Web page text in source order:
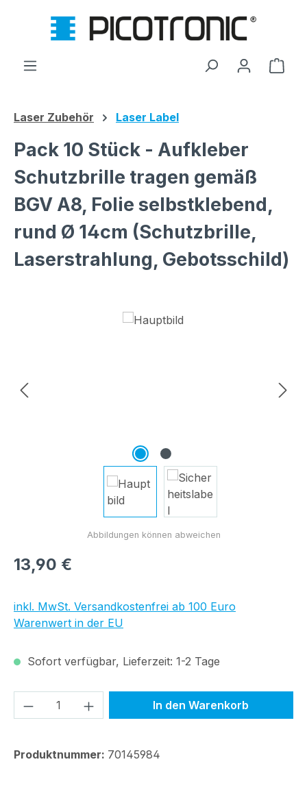
Zum Hauptinhalt springen
Laser Zubehör Laser Label
Pack 10 Stück - Aufkleber
Schutzbrille tragen gemäß
BGV A8, Folie selbstklebend,
rund Ø 14cm (Schutzbrille,
Laserstrahlung, Gebotsschild)
Bildergalerie überspringen
Regulärer Preis:
13,90 €
inkl. MwSt. Versandkostenfrei ab 100 Euro
Warenwert in der EU
Sofort verfügbar, Lieferzeit: 1-2 Tage
Produkt Anzahl: Gib denIn den Warenkorb
Produktnummer: 70145984